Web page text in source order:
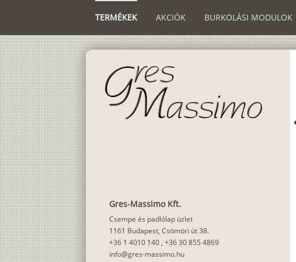
TERMÉKEK AKCIÓK BURKOLÁSI MODULOK
Gres-Massimo Kft.
Csempe és padlólap üzlet
1161 Budapest, Csömöri út 38.
+36 1 4010 140 , +36 30 855 4869
info@gres-massimo.hu